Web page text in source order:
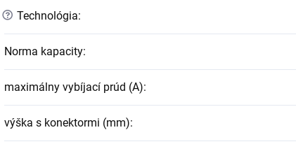
? Technológia:
Norma kapacity:
maximálny vybíjací prúd (A):
výška s konektormi (mm):